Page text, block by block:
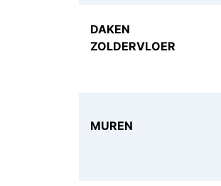
DAKEN
ZOLDERVLOER
MUREN